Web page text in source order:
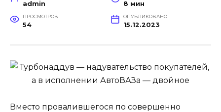
admin 8 мин
ПРОСМОТРОВ
54
ОПУБЛИКОВАНО
15.12.2023
Вместо провалившегося по совершенно